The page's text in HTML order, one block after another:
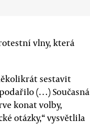
vlny, která
sestavit
(…) Současná
konat volby,
otázky,“ vysvětlila